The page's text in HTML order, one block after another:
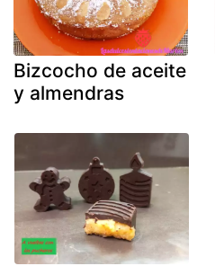
Bizcocho de aceite
y almendras